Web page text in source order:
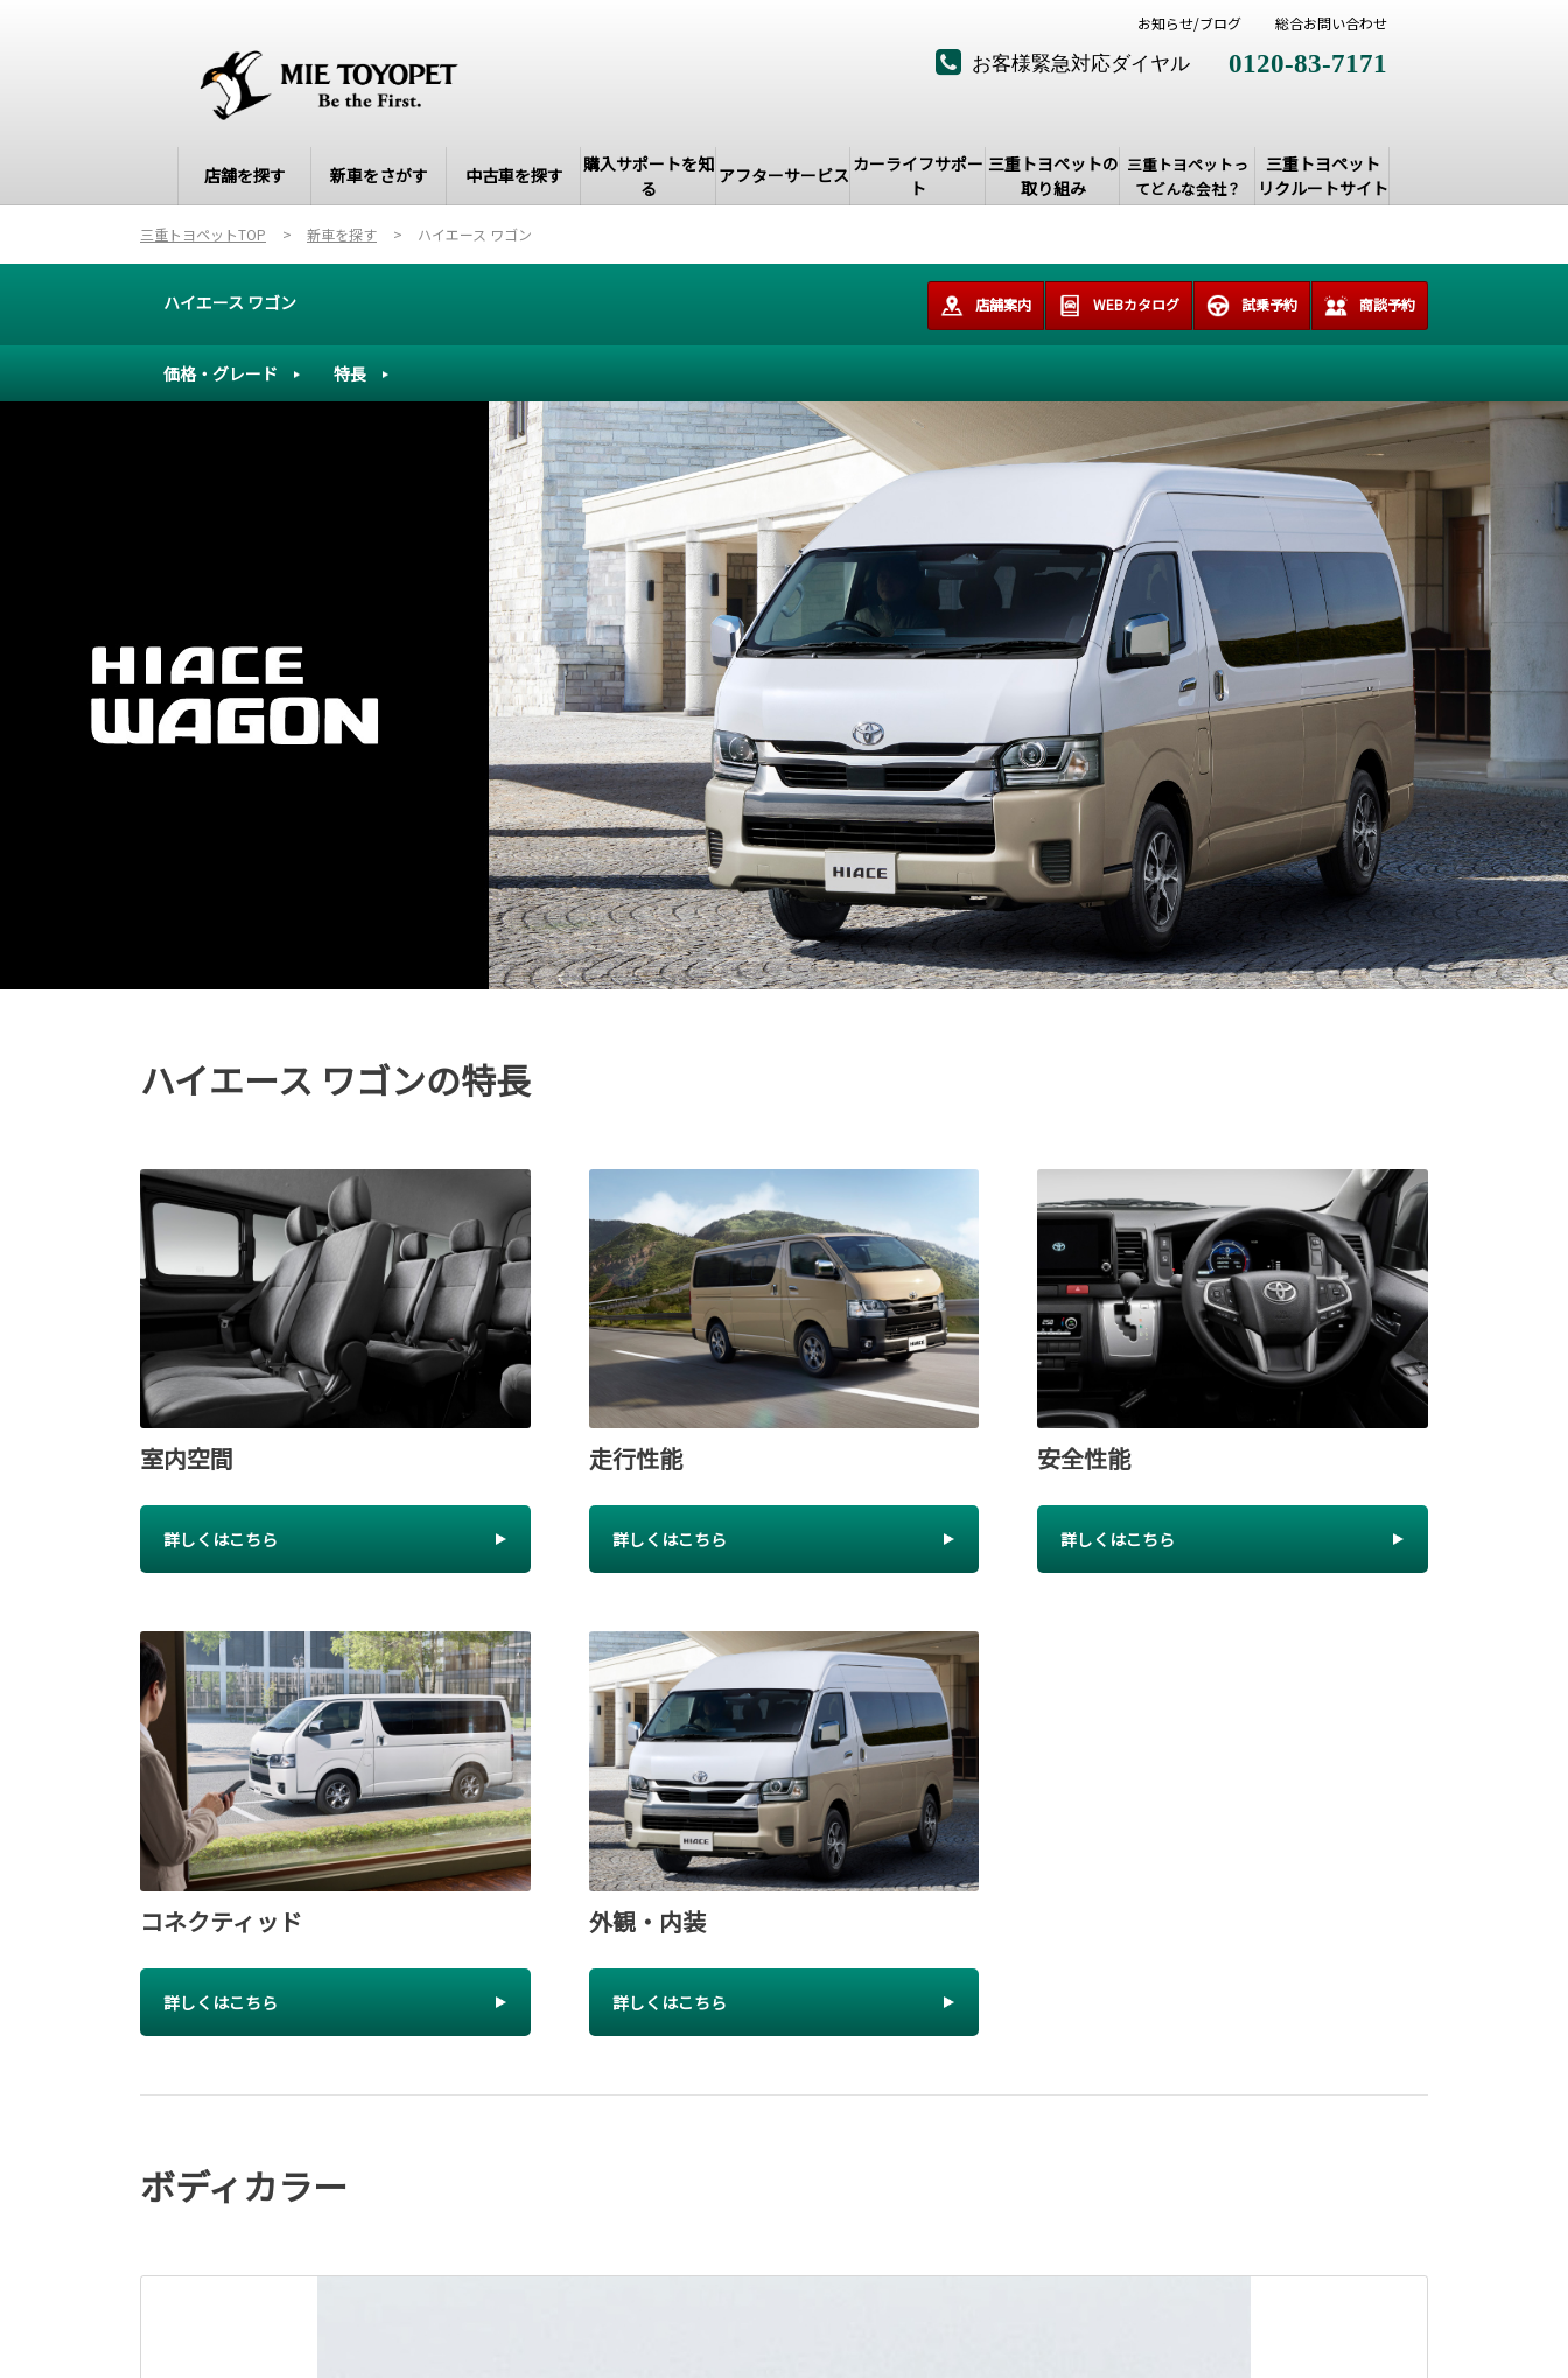
お客様緊急対応ダイヤル 0120-83-7171
店舗を探す 新車をさがす 中古車を探す
購入サポートを知
る
アフターサービス カーライフサポー
ト
三重トヨペットの
取り組み
三重トヨペットっ
てどんな会社？
三重トヨペット
リクルートサイト
お知らせ/ブログ 総合お問い合わせ
三重トヨペットTOP 新車を探す ハイエース ワゴン
ハイエース ワゴン 店舗案内 WEBカタログ 試乗予約 商談予約
価格・グレード 特長
ハイエース ワゴンの特長
室内空間
詳しくはこちら
走行性能
詳しくはこちら
安全性能
詳しくはこちら
コネクティッド
詳しくはこちら
外観・内装
詳しくはこちら
ボディカラー